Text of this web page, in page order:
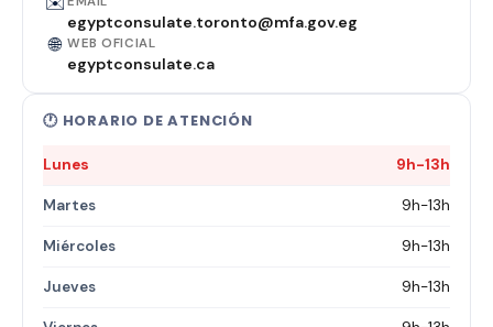
egyptconsulate.toronto@mfa.gov.eg
🌐 WEB OFICIAL
egyptconsulate.ca
🕐 HORARIO DE ATENCIÓN
Lunes 9h-13h
Martes 9h-13h
Miércoles 9h-13h
Jueves 9h-13h